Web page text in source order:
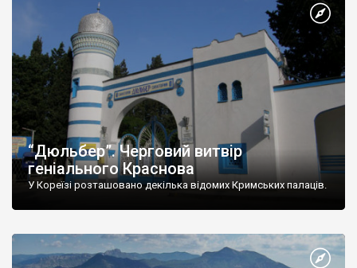
“Дюльбер”. Черговий витвір
геніального Краснова
У Кореїзі розташовано декілька відомих Кримських палаців.